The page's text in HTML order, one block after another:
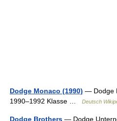
Dodge Monaco (1990) — Dodge
1990–1992 Klasse …
Deutsch
Dodge Brothers — Dodge